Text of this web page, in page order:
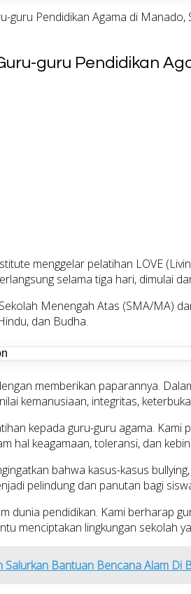
guru Pendidikan Agama di Manado,
guru Pendidikan
menggelar pelatihan LOVE
selama tiga hari, dimulai
Menengah Atas (SMA/MA)
dan Budha.
memberikan paparannya.
kemanusiaan, integritas,
kepada guru-guru agama.
keagamaan, toleransi, dan
bahwa kasus-kasus
pelindung dan panutan bagi
dunia pendidikan. Kami berharap
menciptakan lingkungan sekolah
Bantuan Bencana Alam Di